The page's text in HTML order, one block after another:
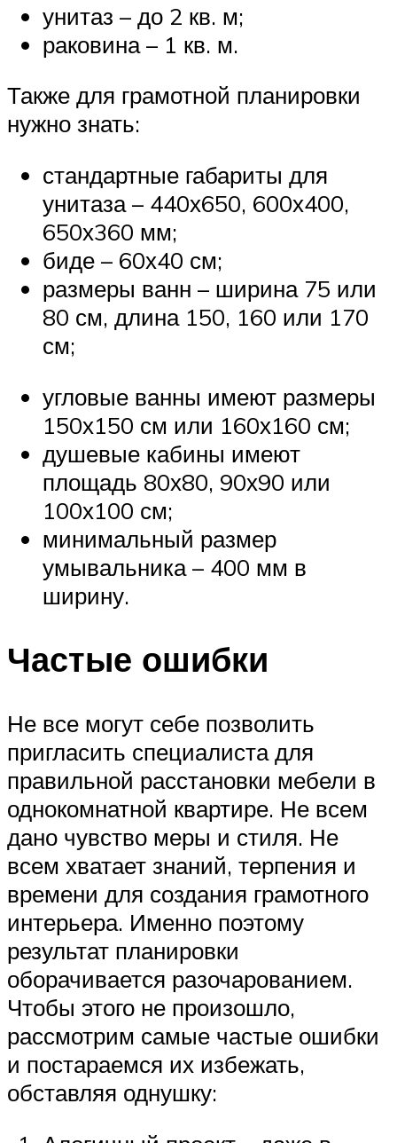
унитаз – до 2 кв. м;
раковина – 1 кв. м.
Также для грамотной планировки
нужно знать:
стандартные габариты для
унитаза – 440х650, 600х400,
650х360 мм;
биде – 60х40 см;
размеры ванн – ширина 75 или
80 см, длина 150, 160 или 170
см;
угловые ванны имеют размеры
150х150 см или 160х160 см;
душевые кабины имеют
площадь 80х80, 90х90 или
100х100 см;
минимальный размер
умывальника – 400 мм в
ширину.
Частые ошибки
Не все могут себе позволить
пригласить специалиста для
правильной расстановки мебели в
однокомнатной квартире. Не всем
дано чувство меры и стиля. Не
всем хватает знаний, терпения и
времени для создания грамотного
интерьера. Именно поэтому
результат планировки
оборачивается разочарованием.
Чтобы этого не произошло,
рассмотрим самые частые ошибки
и постараемся их избежать,
обставляя однушку: